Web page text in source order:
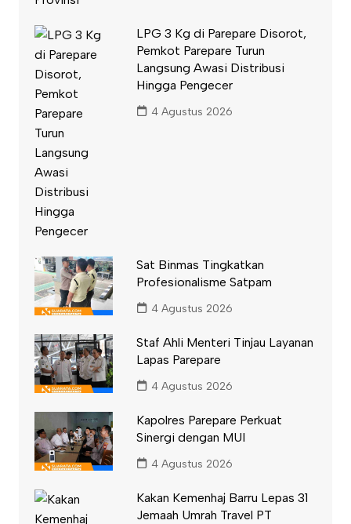
LPG 3 Kg di Parepare Disorot,
Pemkot Parepare Turun
Langsung Awasi Distribusi
Hingga Pengecer
4 Agustus 2026
Sat Binmas Tingkatkan
Profesionalisme Satpam
4 Agustus 2026
Staf Ahli Menteri Tinjau Layanan
Lapas Parepare
4 Agustus 2026
Kapolres Parepare Perkuat
Sinergi dengan MUI
4 Agustus 2026
Kakan Kemenhaj Barru Lepas 31
Jemaah Umrah Travel PT